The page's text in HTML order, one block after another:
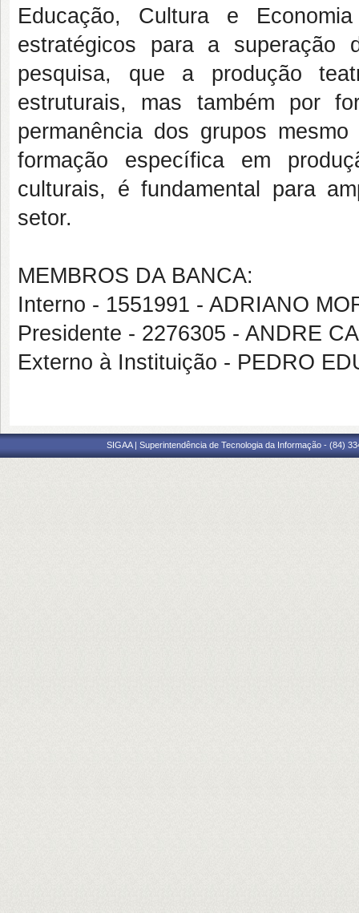
Educação, Cultura e
estratégicos para a superação
pesquisa, que a produção
estruturais, mas também por
permanência dos grupos
formação específica em
culturais, é fundamental para
setor.
MEMBROS DA BANCA:
Interno - 1551991 - ADRIANO
Presidente - 2276305 - ANDRE
Externo à Instituição - PEDRO
SIGAA | Superintendência de Tecnologia da Informação - (84)